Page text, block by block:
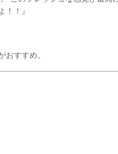
！！』
おすすめ。